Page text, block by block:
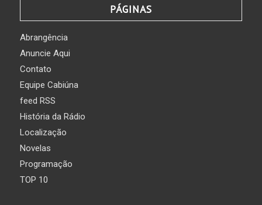
PÁGINAS
Abrangência
Anuncie Aqui
Contato
Equipe Cabiúna
feed RSS
História da Rádio
Localização
Novelas
Programação
TOP 10